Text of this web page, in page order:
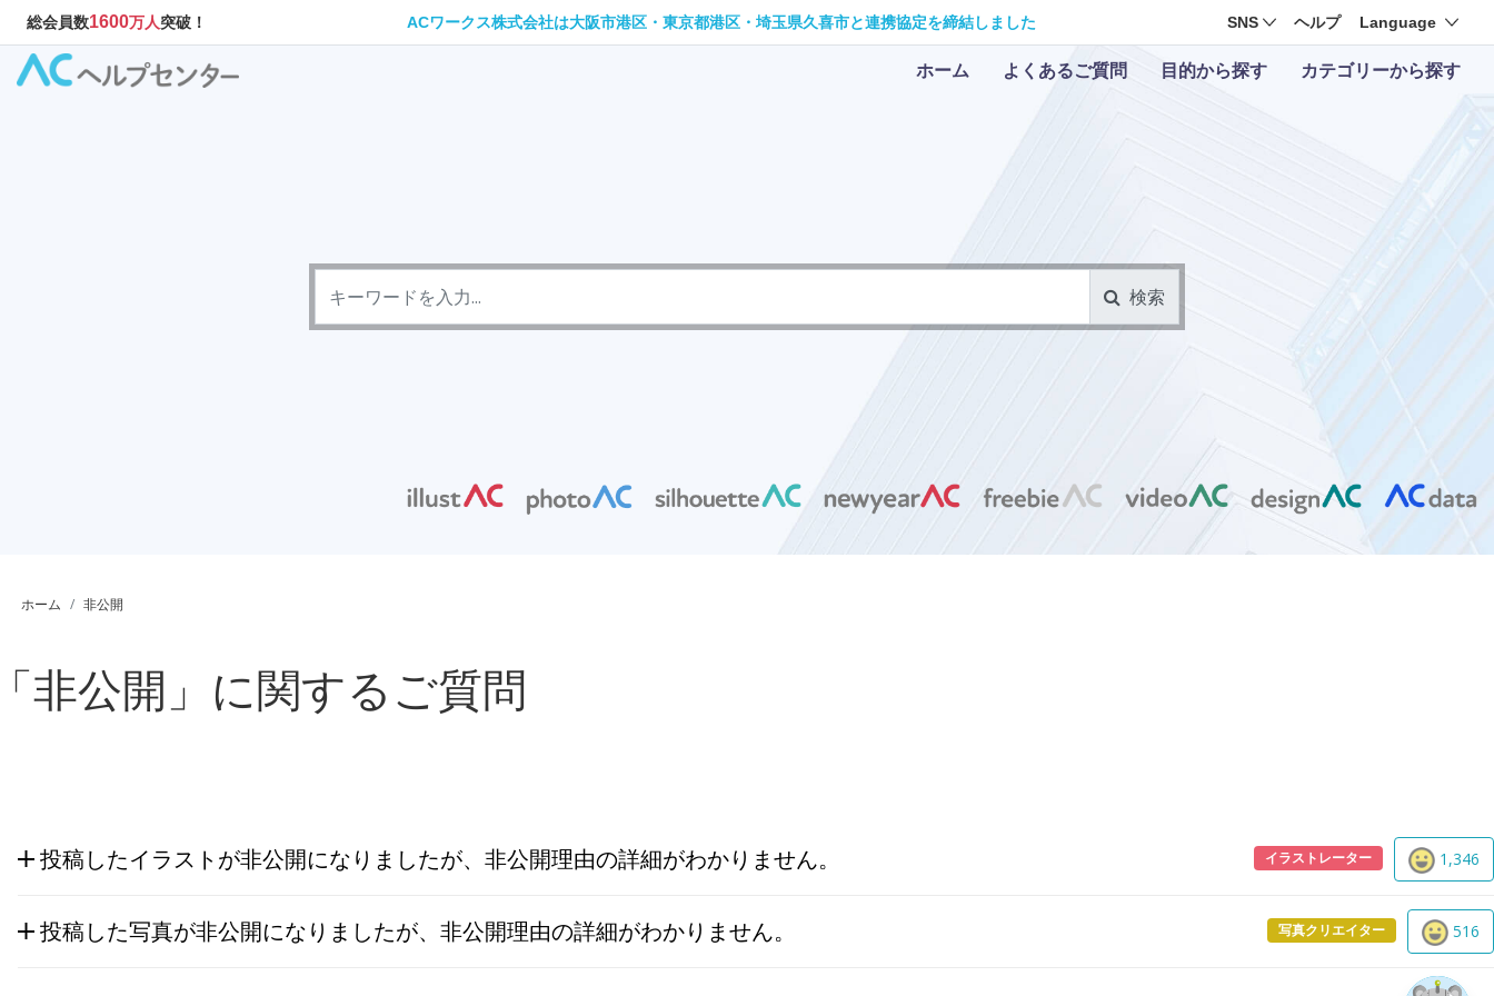
総会員数1600万人突破！ ACワークス株式会社は大阪市港区・東京都港区・埼玉県久喜市と連携協定を締結しました SNS ヘルプ Language
ホーム よくあるご質問 目的から探す カテゴリーから探す
検索
ホーム 非公開
非公開」に関するご質問
イラストレーター 1,346
投稿したイラストが非公開になりましたが、非公開理由の詳細がわかりません。
写真クリエイター 516
投稿した写真が非公開になりましたが、非公開理由の詳細がわかりません。